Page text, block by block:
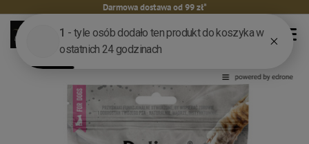
Darmowa dostawa od 99 zł*